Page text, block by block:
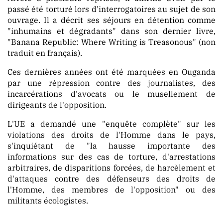
passé été torturé lors d'interrogatoires au sujet de son
ouvrage. Il a décrit ses séjours en détention comme
"inhumains et dégradants" dans son dernier livre,
"Banana Republic: Where Writing is Treasonous" (non
traduit en français).
Ces dernières années ont été marquées en Ouganda
par une répression contre des journalistes, des
incarcérations d'avocats ou le musellement de
dirigeants de l'opposition.
L'UE a demandé une "enquête complète" sur les
violations des droits de l'Homme dans le pays,
s'inquiétant de "la hausse importante des
informations sur des cas de torture, d'arrestations
arbitraires, de disparitions forcées, de harcèlement et
d'attaques contre des défenseurs des droits de
l'Homme, des membres de l'opposition" ou des
militants écologistes.